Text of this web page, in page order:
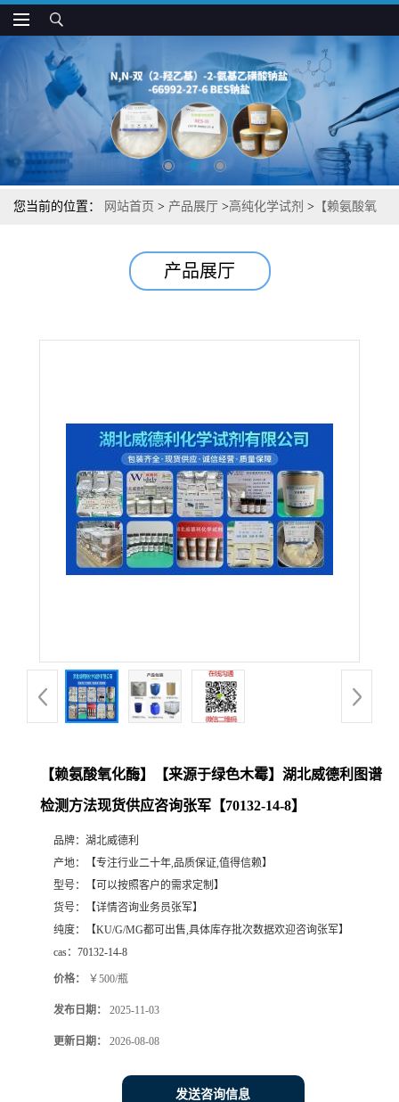
您当前的位置： 网站首页 > 产品展厅 >高纯化学试剂 > 【赖氨酸氧
产品展厅
【赖氨酸氧化酶】【来源于绿色木霉】湖北威德利图谱
检测方法现货供应咨询张军【70132-14-8】
品牌： 湖北威德利
产地：
【专注行业二十年,品质保证,值得信赖】
型号：
【可以按照客户的需求定制】
货号：
【详情咨询业务员张军】
纯度：
【KU/G/MG都可出售,具体库存批次数据欢迎咨询张军】
cas： 70132-14-8
价格： ￥500/瓶
发布日期： 2025-11-03
更新日期： 2026-08-08
发送咨询信息